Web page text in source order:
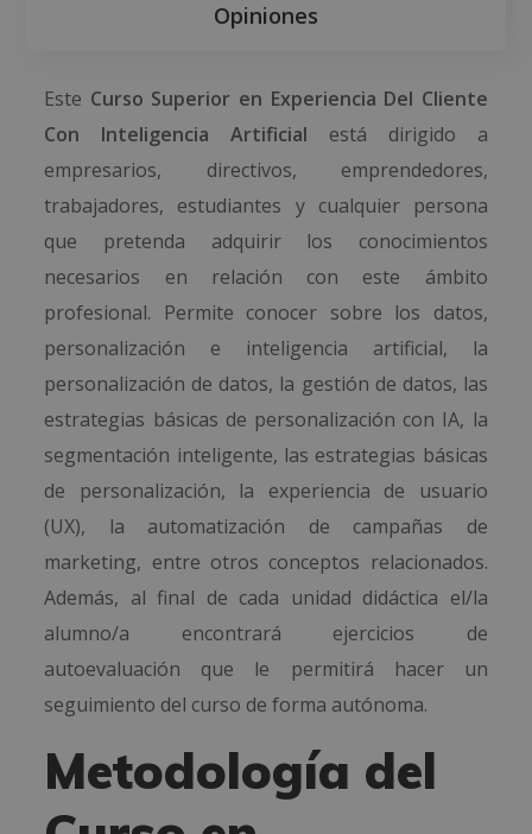
Opiniones
Este Curso Superior en Experiencia Del Cliente
Con Inteligencia Artificial está dirigido a
empresarios, directivos, emprendedores,
trabajadores, estudiantes y cualquier persona
que pretenda adquirir los conocimientos
necesarios en relación con este ámbito
profesional. Permite conocer sobre los datos,
personalización e inteligencia artificial, la
personalización de datos, la gestión de datos, las
estrategias básicas de personalización con IA, la
segmentación inteligente, las estrategias básicas
de personalización, la experiencia de usuario
(UX), la automatización de campañas de
marketing, entre otros conceptos relacionados.
Además, al final de cada unidad didáctica el/la
alumno/a encontrará ejercicios de
autoevaluación que le permitirá hacer un
seguimiento del curso de forma autónoma.
Metodología del